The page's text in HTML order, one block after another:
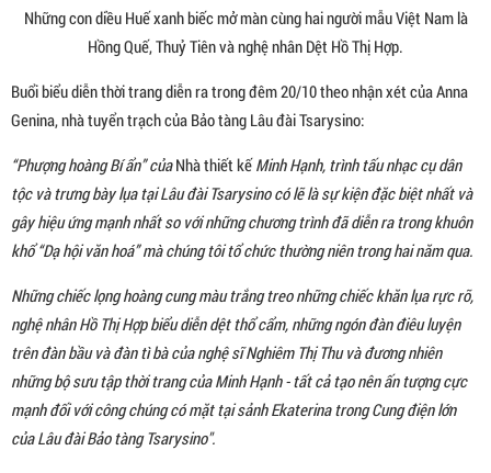
Những con diều Huế xanh biếc mở màn cùng hai người mẫu Việt Nam là
Hồng Quế, Thuỷ Tiên và nghệ nhân Dệt Hồ Thị Hợp.
Buổi biểu diễn thời trang diễn ra trong đêm 20/10 theo nhận xét của Anna
Genina, nhà tuyển trạch của Bảo tàng Lâu đài Tsarysino:
“Phượng hoàng Bí ẩn” củaNhà thiết kếMinh Hạnh, trình tấu nhạc cụ dân
tộc và trưng bày lụa tại Lâu đài Tsarysino có lẽ là sự kiện đặc biệt nhất và
gây hiệu ứng mạnh nhất so với những chương trình đã diễn ra trong khuôn
khổ “Dạ hội văn hoá” mà chúng tôi tổ chức thường niên trong hai năm qua.
Những chiếc lọng hoàng cung màu trắng treo những chiếc khăn lụa rực rỡ,
nghệ nhân Hồ Thị Hợp biểu diễn dệt thổ cẩm, những ngón đàn điêu luyện
trên đàn bầu và đàn tì bà của nghệ sĩ Nghiêm Thị Thu và đương nhiên
những bộ sưu tập thời trang của Minh Hạnh - tất cả tạo nên ấn tượng cực
mạnh đối với công chúng có mặt tại sảnh Ekaterina trong Cung điện lớn
của Lâu đài Bảo tàng Tsarysino".